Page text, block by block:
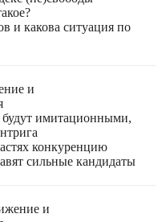
и какова ситуация по
и
имитационными,
конкуренцию
сильные кандидаты
и